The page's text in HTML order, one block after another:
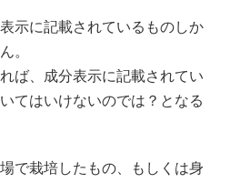
示に記載されているものしか
。
ば、成分表示に記載されてい
てはいけないのでは？となる
で栽培したもの、もしくは身